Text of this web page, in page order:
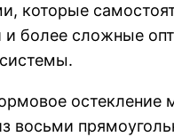
которые
и более сложные
остекление
восьми